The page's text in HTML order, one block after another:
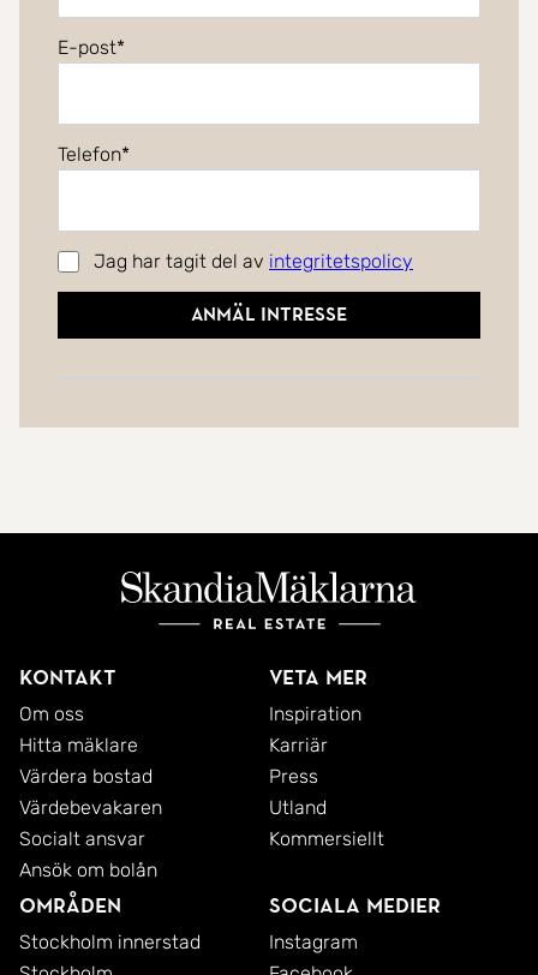
E-post
Telefon
Jag har tagit del av integritetspolicy
Anmäl intresse
Kontakt
Om oss
Hitta mäklare
Värdera bostad
Värdebevakaren
Socialt ansvar
Ansök om bolån
Veta mer
Inspiration
Karriär
Press
Utland
Kommersiellt
Områden
Stockholm innerstad
Sociala medier
Instagram